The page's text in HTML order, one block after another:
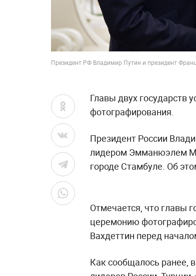
Президент РФ Владимир Путин и президент
Главы двух государств
фотографирования.
Президент России
лидером Эмманюэлем
городе Стамбуле. Об
Отмечается, что главы
церемонию
Вахдеттин перед
Как сообщалось ранее,